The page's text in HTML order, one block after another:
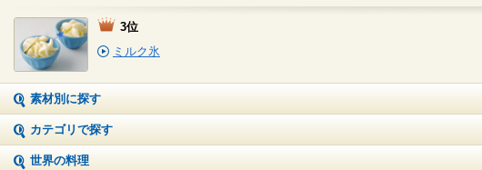
3位
ミルク氷
素材別に探す
カテゴリで探す
世界の料理